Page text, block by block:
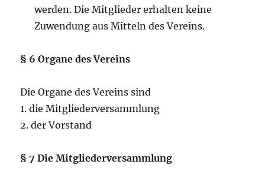
werden. Die Mitglieder erhalten keine
Zuwendung aus Mitteln des Vereins.
§ 6 Organe des Vereins
Die Organe des Vereins sind
1. die Mitgliederversammlung
2. der Vorstand
§ 7 Die Mitgliederversammlung